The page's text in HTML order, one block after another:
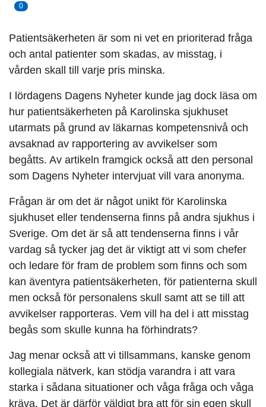
0
Patientsäkerheten är som ni vet en prioriterad fråga
och antal patienter som skadas, av misstag, i
vården skall till varje pris minska.
I lördagens Dagens Nyheter kunde jag dock läsa om
hur patientsäkerheten på Karolinska sjukhuset
utarmats på grund av läkarnas kompetensnivå och
avsaknad av rapportering av avvikelser som
begåtts. Av artikeln framgick också att den personal
som Dagens Nyheter intervjuat vill vara anonyma.
Frågan är om det är något unikt för Karolinska
sjukhuset eller tendenserna finns på andra sjukhus i
Sverige. Om det är så att tendenserna finns i vår
vardag så tycker jag det är viktigt att vi som chefer
och ledare för fram de problem som finns och som
kan äventyra patientsäkerheten, för patienterna skull
men också för personalens skull samt att se till att
avvikelser rapporteras. Vem vill ha del i att misstag
begås som skulle kunna ha förhindrats?
Jag menar också att vi tillsammans, kanske genom
kollegiala nätverk, kan stödja varandra i att vara
starka i sådana situationer och våga fråga och våga
kräva. Det är därför väldigt bra att för sin egen skull